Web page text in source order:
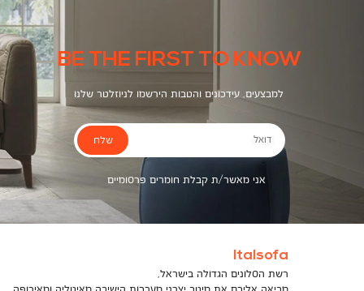
BE THE FIRST TO KNOW
למבצעים, עידכונים והטבות הירשמו לניוזלטר שלנו
דואל
אני מאשר/ת קבלת חומרים פרסומיים
שלח
Italsofa
רשת הסלונים הגדולה בישראל,